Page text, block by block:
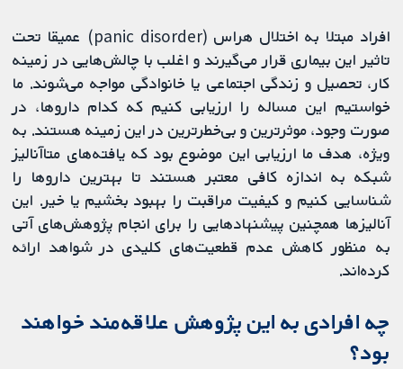
افراد مبتلا به اختلال هراس (panic disorder) عمیقا تحت
تاثیر این بیماری قرار می‌گیرند و اغلب با چالش‌هایی در زمینه
کار، تحصیل و زندگی اجتماعی یا خانوادگی مواجه می‌شوند. ما
خواستیم این مساله را ارزیابی کنیم که کدام داروها، در
صورت وجود، موثرترین و بی‌خطرترین در این زمینه هستند. به‌
ویژه، هدف ما ارزیابی این موضوع بود که یافته‌های متاآنالیز
شبکه به اندازه کافی معتبر هستند تا بهترین داروها را
شناسایی کنیم و کیفیت مراقبت را بهبود بخشیم یا خیر. این
آنالیزها همچنین پیشنهادهایی را برای انجام پژوهش‌های آتی
به منظور کاهش عدم قطعیت‌های کلیدی در شواهد ارائه
کرده‌اند.
چه افرادی به این پژوهش علاقه‌مند خواهند
بود؟